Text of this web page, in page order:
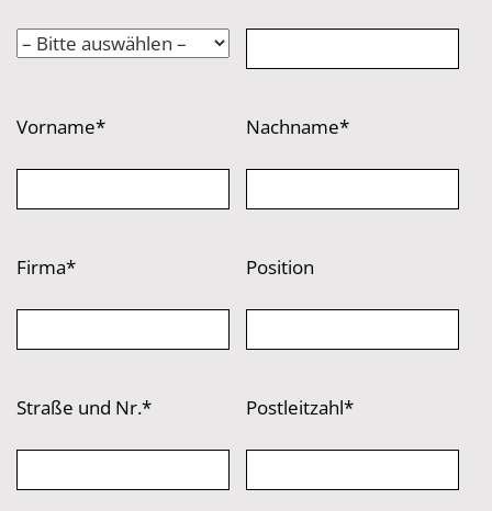
Vorname* Nachname*
Firma* Position
Straße und Nr.* Postleitzahl*